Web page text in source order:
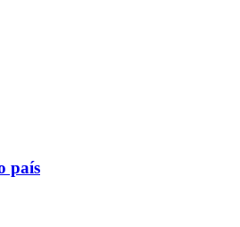
país